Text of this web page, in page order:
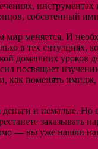
собсвтенный
меняется. И
в тех ситуациях,
домашних уроков
посвящает
как поменять
деньги и немалые.
заказывать
— вы уже нашли